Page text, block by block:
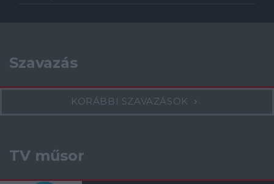
Szavazás
KORÁBBI SZAVAZÁSOK
TV műsor